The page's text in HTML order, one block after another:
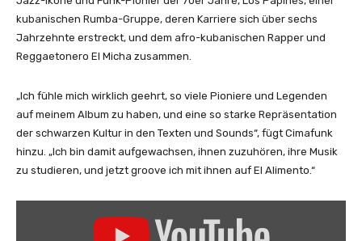
kubanischen Rumba-Gruppe, deren Karriere sich über sechs
Jahrzehnte erstreckt, und dem afro-kubanischen Rapper und
Reggaetonero El Micha zusammen.
„Ich fühle mich wirklich geehrt, so viele Pioniere und Legenden
auf meinem Album zu haben, und eine so starke Repräsentation
der schwarzen Kultur in den Texten und Sounds“, fügt Cimafunk
hinzu. „Ich bin damit aufgewachsen, ihnen zuzuhören, ihre Musik
zu studieren, und jetzt groove ich mit ihnen auf El Alimento.“